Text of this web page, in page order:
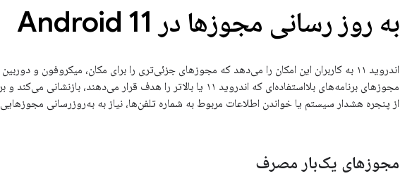
به روز رسانی مجوزها در Android 11
اندروید ۱۱ به کاربران این امکان را می‌دهد که مجوزهای جزئی‌تری را برای مکان، میکروفون و
مجوزهای برنامه‌های بلااستفاده‌ای که اندروید ۱۱ یا بالاتر را هدف قرار
از پنجره هشدار سیستم یا خواندن اطلاعات مربوط به شماره تلفن‌ها، نیاز به به‌روزرسانی
مجوزهای یک‌بار مصرف